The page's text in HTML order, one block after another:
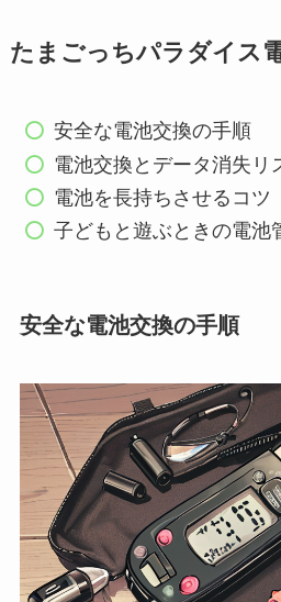
たまごっちパラダイス
安全な電池交換の手順
電池交換とデータ消失リ
電池を長持ちさせるコツ
子どもと遊ぶときの電池
安全な電池交換の手順